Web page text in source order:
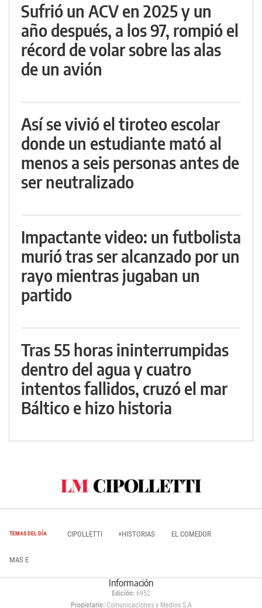
Sufrió un ACV en 2025 y un
año después, a los 97, rompió el
récord de volar sobre las alas
de un avión
Así se vivió el tiroteo escolar
donde un estudiante mató al
menos a seis personas antes de
ser neutralizado
Impactante video: un futbolista
murió tras ser alcanzado por un
rayo mientras jugaban un
partido
Tras 55 horas ininterrumpidas
dentro del agua y cuatro
intentos fallidos, cruzó el mar
Báltico e hizo historia
TEMAS DEL DÍA CIPOLLETTI +HISTORIAS EL COMEDOR
MAS E
Información
Edición: 6952
Propietario:Comunicaciones y Medios S.A